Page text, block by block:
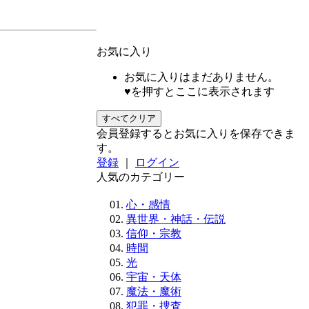
お気に入り
お気に入りはまだありません。
♥を押すとここに表示されます
すべてクリア
会員登録するとお気に入りを保存できま
す。
登録
ログイン
人気のカテゴリー
心・感情
異世界・神話・伝説
信仰・宗教
時間
光
宇宙・天体
魔法・魔術
犯罪・捜査